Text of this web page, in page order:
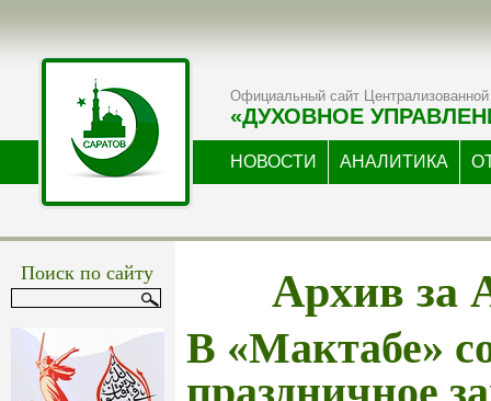
Официальный сайт Централизованной
«ДУХОВНОЕ
НОВОСТИ АНАЛИТИКА
Поиск по сайту Архив за
В «Мактабе»